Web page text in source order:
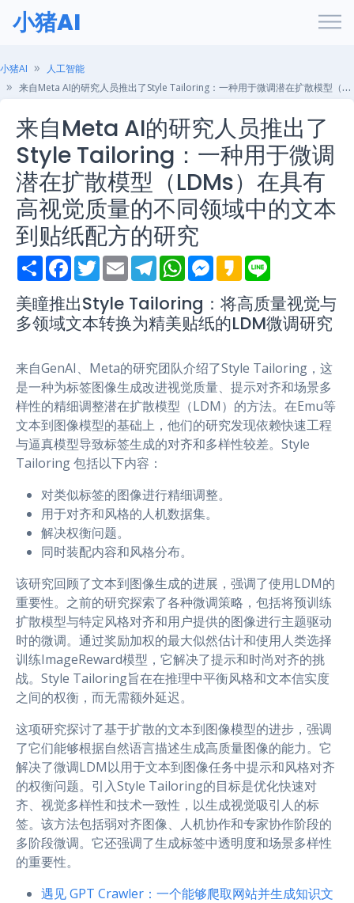
小猪AI
小猪AI
人工智能
来自Meta AI的研究人员推出了Style Tailoring：一种用于微调潜在扩散模型（LDMs）在具有高视觉质量的不同领域中的文本到贴纸配方的研究
来自Meta AI的研究人员推出了
Style Tailoring：一种用于微调
潜在扩散模型（LDMs）在具有
高视觉质量的不同领域中的文本
到贴纸配方的研究
S
h
r
e
F
a
e
b
o
T
w
t
t
e
E
m
i
T
e
e
g
r
W
h
t
s
A
M
e
e
n
r
K
a
a
o
e
美瞳推出Style Tailoring：将高质量视觉与
多领域文本转换为精美贴纸的LDM微调研究
来自GenAI、Meta的研究团队介绍了Style Tailoring，这
是一种为标签图像生成改进视觉质量、提示对齐和场景多
样性的精细调整潜在扩散模型（LDM）的方法。在Emu等
文本到图像模型的基础上，他们的研究发现依赖快速工程
与逼真模型导致标签生成的对齐和多样性较差。Style
Tailoring 包括以下内容：
对类似标签的图像进行精细调整。
用于对齐和风格的人机数据集。
解决权衡问题。
同时装配内容和风格分布。
该研究回顾了文本到图像生成的进展，强调了使用LDM的
重要性。之前的研究探索了各种微调策略，包括将预训练
扩散模型与特定风格对齐和用户提供的图像进行主题驱动
时的微调。通过奖励加权的最大似然估计和使用人类选择
训练ImageReward模型，它解决了提示和时尚对齐的挑
战。Style Tailoring旨在在推理中平衡风格和文本信实度
之间的权衡，而无需额外延迟。
这项研究探讨了基于扩散的文本到图像模型的进步，强调
了它们能够根据自然语言描述生成高质量图像的能力。它
解决了微调LDM以用于文本到图像任务中提示和风格对齐
的权衡问题。引入Style Tailoring的目标是优化快速对
齐、视觉多样性和技术一致性，以生成视觉吸引人的标
签。该方法包括弱对齐图像、人机协作和专家协作阶段的
多阶段微调。它还强调了生成标签中透明度和场景多样性
的重要性。
遇见 GPT Crawler：一个能够爬取网站并生成知识文